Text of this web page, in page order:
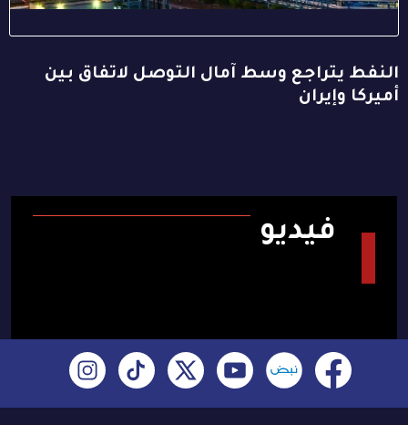
النفط يتراجع وسط آمال التوصل لاتفاق بين
أميركا وإيران
فيديو